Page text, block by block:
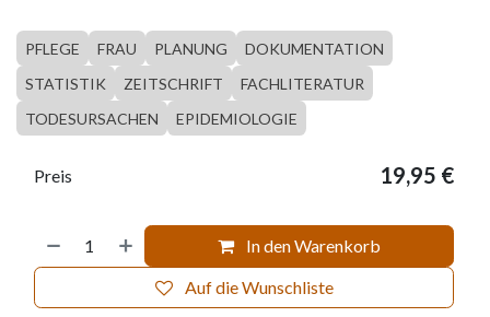
PFLEGE FRAU PLANUNG
DOKUMENTATION
STATISTIK
ZEITSCHRIFT
FACHLITERATUR
TODESURSACHEN
EPIDEMIOLOGIE
In den Warenkorb
Auf die Wunschliste
Preis 19,95 €